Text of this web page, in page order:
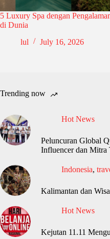
5 Luxury Spa dengan
di Dunia
lul
July 16, 2026
Trending now
Hot News
Peluncuran Global
Influencer dan Mitra
Indonesia,
Kalimantan dan
Hot News
Kejutan 11.11